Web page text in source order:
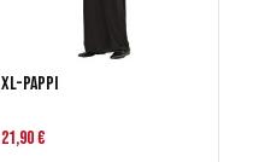
XL-Pappi
21,90 €